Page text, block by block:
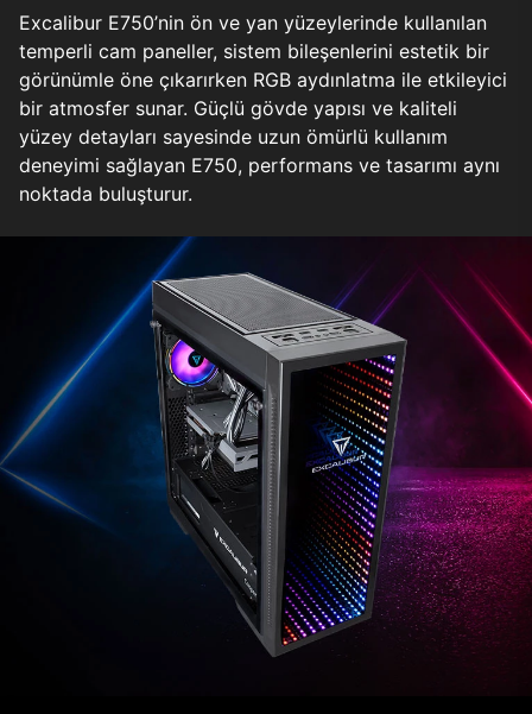
Excalibur E750’nin ön ve yan yüzeylerinde kullanılan
temperli cam paneller, sistem bileşenlerini estetik bir
görünümle öne çıkarırken RGB aydınlatma ile etkileyici
bir atmosfer sunar. Güçlü gövde yapısı ve kaliteli
yüzey detayları sayesinde uzun ömürlü kullanım
deneyimi sağlayan E750, performans ve tasarımı aynı
noktada buluşturur.